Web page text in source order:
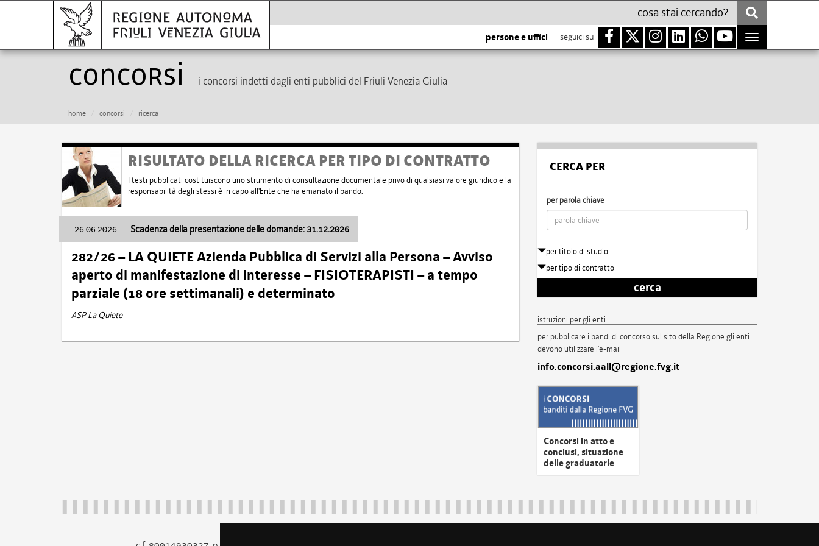
persone e uffici seguici su
Toggle
navigation
Concorsi i concorsi indetti dagli enti pubblici del Friuli Venezia Giulia
home concorsi ricerca
RISULTATO DELLA RICERCA PER TIPO DI CONTRATTO
I testi pubblicati costituiscono uno strumento di consultazione documentale privo di qualsiasi valore giuridico e la
responsabilità degli stessi è in capo all'Ente che ha emanato il bando.
26.06.2026 - Scadenza della presentazione delle domande: 31.12.2026
282/26 – LA QUIETE Azienda Pubblica di Servizi alla Persona – Avviso
aperto di manifestazione di interesse – FISIOTERAPISTI – a tempo
parziale (18 ore settimanali) e determinato
ASP La Quiete
CERCA PER
per parola chiave
per titolo di studio
per tipo di contratto
cerca
istruzioni per gli enti
per pubblicare i bandi di concorso sul sito della Regione gli enti
devono utilizzare l'e-mail
info.concorsi.aall@regione.fvg.it
Concorsi in atto e
conclusi, situazione
delle graduatorie